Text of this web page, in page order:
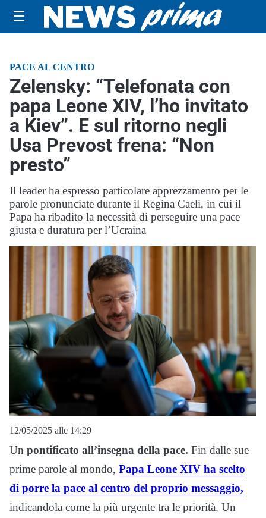
☰
PACE AL CENTRO
Zelensky: “Telefonata con
papa Leone XIV, l’ho invitato
a Kiev”. E sul ritorno negli
Usa Prevost frena: “Non
presto”
Il leader ha espresso particolare apprezzamento per le
parole pronunciate durante il Regina Caeli, in cui il
Papa ha ribadito la necessità di perseguire una pace
giusta e duratura per l’Ucraina
12/05/2025 alle 14:29
Un pontificato all’insegna della pace. Fin dalle sue
prime parole al mondo, Papa Leone XIV ha scelto
di porre la pace al centro del proprio messaggio,
indicandola come la più urgente tra le priorità. Un